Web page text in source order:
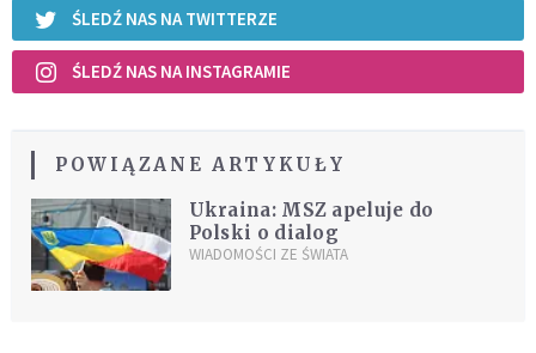
ŚLEDŹ NAS NA TWITTERZE
ŚLEDŹ NAS NA INSTAGRAMIE
POWIĄZANE ARTYKUŁY
Ukraina: MSZ apeluje do
Polski o dialog
WIADOMOŚCI ZE ŚWIATA